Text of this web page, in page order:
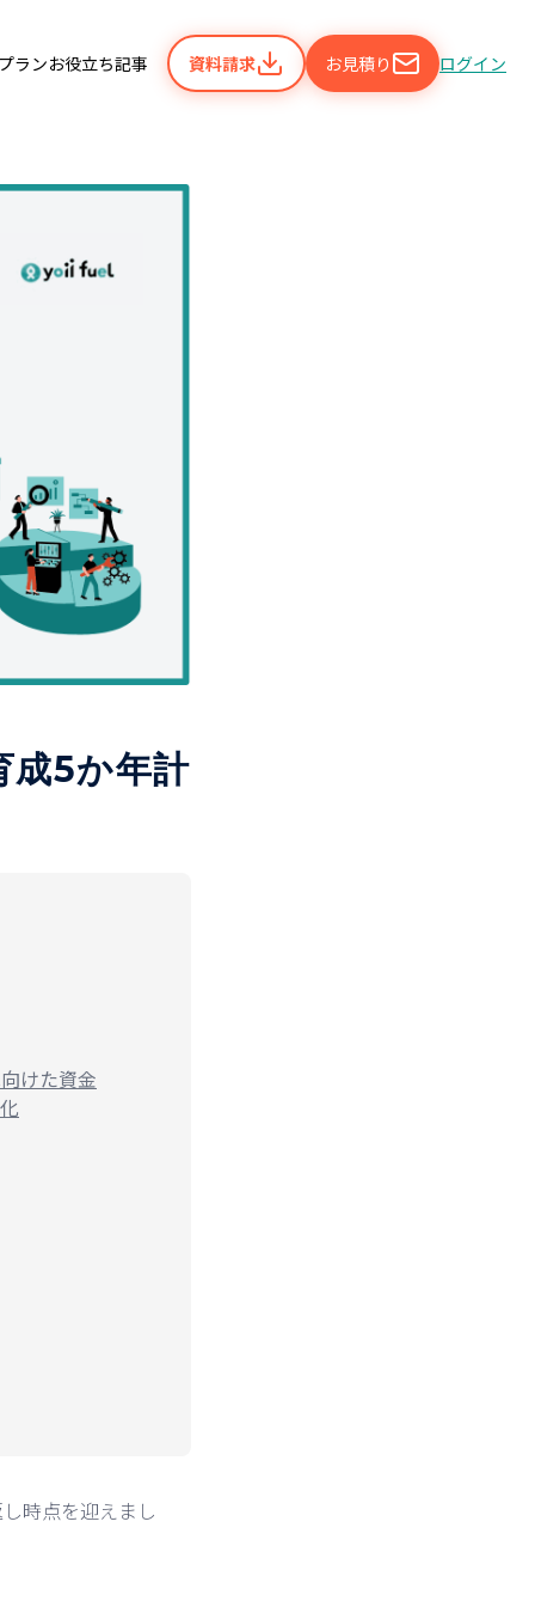
ランお役立ち記事 資料請求 お見積り
ログイン
成5か年計
けた資金
時点を迎えまし